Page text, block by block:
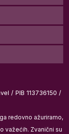
/ PIB 113736150 /
redovno ažuriramo,
važećih. Zvanični su